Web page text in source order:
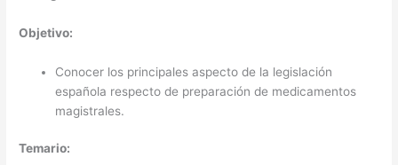
Objetivo:
Conocer los principales aspecto de la legislación
española respecto de preparación de medicamentos
magistrales.
Temario: